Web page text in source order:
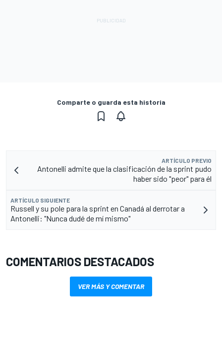
Comparte o guarda esta historia
ARTÍCULO PREVIO
Antonelli admite que la clasificación de la sprint pudo
haber sido "peor" para él
ARTÍCULO SIGUIENTE
Russell y su pole para la sprint en Canadá al derrotar a
Antonelli: "Nunca dudé de mí mismo"
COMENTARIOS DESTACADOS
VER MÁS Y COMENTAR